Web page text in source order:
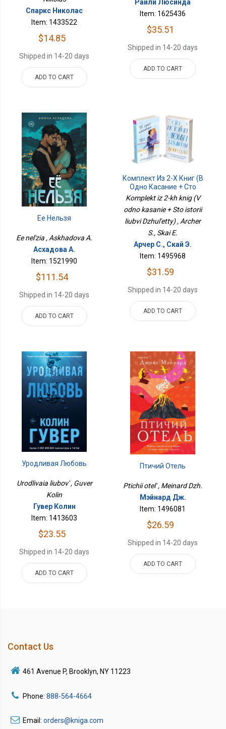
Спаркс Николас
Item: 1433522
$14.85
Shipped in 14-20 days
ADD TO CART
Райли Люсинда
Item: 1625436
$35.51
Shipped in 14-20 days
ADD TO CART
Ее Нельзя
Ee nel'zia , Askhadova A.
Асхадова А.
Item: 1521990
$111.54
Shipped in 14-20 days
ADD TO CART
Комплект Из 2-Х Книг (В
Одно Касание + Сто
Историй Любви
Komplekt iz 2-kh knig (V
odno kasanie + Sto istorii
liubvi Dzhul'etty) , Archer
S., Skai E.
Арчер С., Скай Э.
Item: 1495968
$31.59
Shipped in 14-20 days
ADD TO CART
Уродливая Любовь
Urodlivaia liubov' , Guver
Kolin
Гувер Колин
Item: 1413603
$23.55
Shipped in 14-20 days
ADD TO CART
Птичий Отель
Ptichii otel' , Meinard Dzh.
Мэйнард Дж.
Item: 1496081
$26.59
Shipped in 14-20 days
ADD TO CART
Contact Us
461 Avenue P, Brooklyn, NY 11223
Phone: 888-564-4664
Email: orders@kniga.com